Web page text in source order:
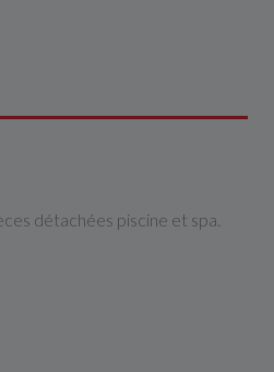
détachées piscine et spa.